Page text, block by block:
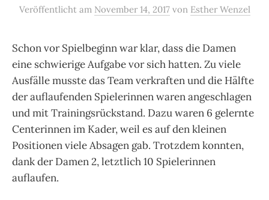
Veröffentlicht am November 14, 2017 von Esther Wenzel
Schon vor Spielbeginn war klar, dass die Damen
eine schwierige Aufgabe vor sich hatten. Zu viele
Ausfälle musste das Team verkraften und die Hälfte
der auflaufenden Spielerinnen waren angeschlagen
und mit Trainingsrückstand. Dazu waren 6 gelernte
Centerinnen im Kader, weil es auf den kleinen
Positionen viele Absagen gab. Trotzdem konnten,
dank der Damen 2, letztlich 10 Spielerinnen
auflaufen.